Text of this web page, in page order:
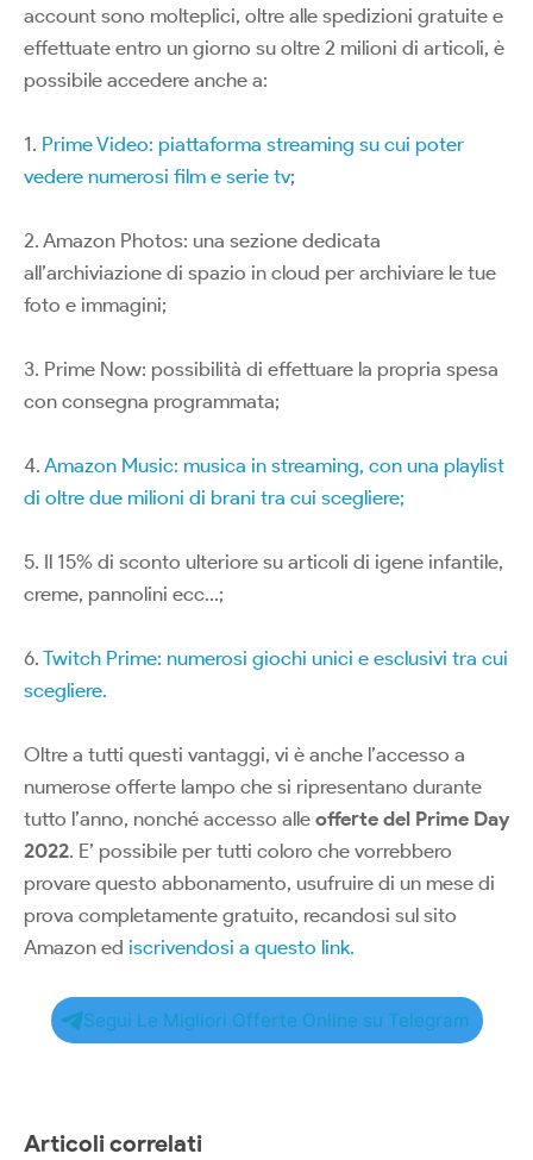
account sono molteplici, oltre alle spedizioni gratuite e
effettuate entro un giorno su oltre 2 milioni di articoli, è
possibile accedere anche a:
1. Prime Video: piattaforma streaming su cui poter
vedere numerosi film e serie tv;
2. Amazon Photos: una sezione dedicata
all’archiviazione di spazio in cloud per archiviare le tue
foto e immagini;
3. Prime Now: possibilità di effettuare la propria spesa
con consegna programmata;
4. Amazon Music: musica in streaming, con una playlist
di oltre due milioni di brani tra cui scegliere;
5. Il 15% di sconto ulteriore su articoli di igene infantile,
creme, pannolini ecc…;
6. Twitch Prime: numerosi giochi unici e esclusivi tra cui
scegliere.
Oltre a tutti questi vantaggi, vi è anche l’accesso a
numerose offerte lampo che si ripresentano durante
tutto l’anno, nonché accesso alle offerte del Prime Day
2022. E’ possibile per tutti coloro che vorrebbero
provare questo abbonamento, usufruire di un mese di
prova completamente gratuito, recandosi sul sito
Amazon ed iscrivendosi a questo link.
Segui Le Migliori Offerte Online su Telegram
Articoli correlati